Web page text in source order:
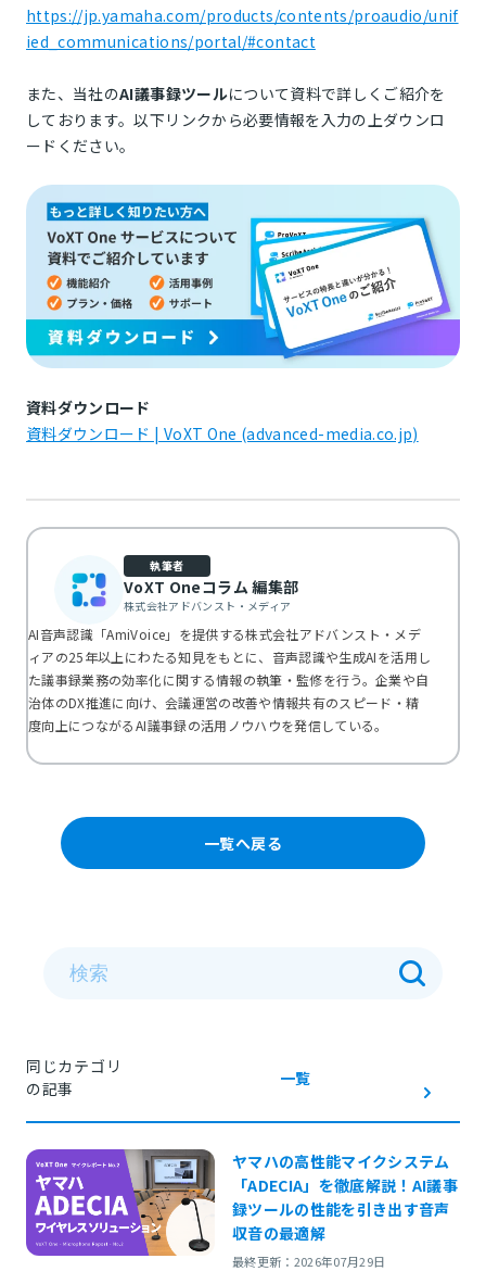
https://jp.yamaha.com/products/contents/proaudio/unif
ied_communications/portal/#contact
また、当社のAI議事録ツールについて資料で詳しくご紹介を
しております。以下リンクから必要情報を入力の上ダウンロ
ードください。
資料ダウンロード
資料ダウンロード | VoXT One (advanced-media.co.jp)
執筆者
VoXT Oneコラム 編集部
株式会社アドバンスト・メディア
AI音声認識「AmiVoice」を提供する株式会社アドバンスト・メデ
ィアの25年以上にわたる知見をもとに、音声認識や生成AIを活用し
た議事録業務の効率化に関する情報の執筆・監修を行う。企業や自
治体のDX推進に向け、会議運営の改善や情報共有のスピード・精
度向上につながるAI議事録の活用ノウハウを発信している。
一覧へ戻る
同じカテゴリ
の記事
一覧
ヤマハの高性能マイクシステム
「ADECIA」を徹底解説！AI議事
録ツールの性能を引き出す音声
収音の最適解
最終更新：2026年07月29日